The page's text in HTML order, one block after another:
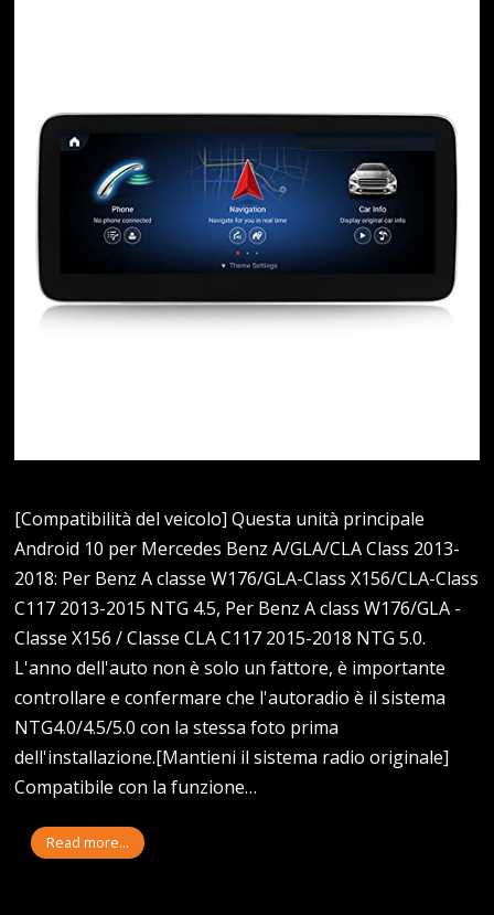
[Compatibilità del veicolo] Questa unità principale
Android 10 per Mercedes Benz A/GLA/CLA Class 2013-
2018: Per Benz A classe W176/GLA-Class X156/CLA-Class
C117 2013-2015 NTG 4.5, Per Benz A class W176/GLA -
Classe X156 / Classe CLA C117 2015-2018 NTG 5.0.
L'anno dell'auto non è solo un fattore, è importante
controllare e confermare che l'autoradio è il sistema
NTG4.0/4.5/5.0 con la stessa foto prima
dell'installazione.[Mantieni il sistema radio originale]
Compatibile con la funzione…
Read more...